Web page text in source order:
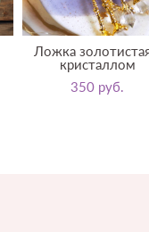
Ложка
кристаллом
350 pуб.